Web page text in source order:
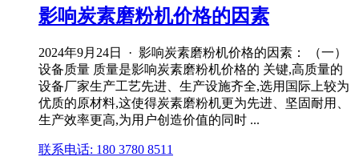
影响炭素磨粉机价格的因素
2024年9月24日 · 影响炭素磨粉机价格的因素： （一）
设备质量 质量是影响炭素磨粉机价格的 关键,高质量的
设备厂家生产工艺先进、生产设施齐全,选用国际上较为
优质的原材料,这使得炭素磨粉机更为先进、坚固耐用、
生产效率更高,为用户创造价值的同时 ...
联系电话: 180 3780 8511